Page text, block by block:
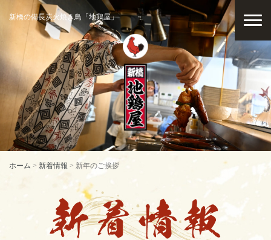
新橋の備長炭火焼き鳥「地鶏屋」
ホーム > 新着情報 > 新年のご挨拶